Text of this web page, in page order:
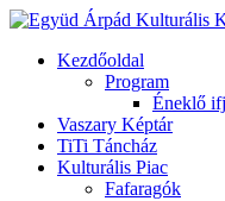
Kezdőoldal
Program
Éneklő
Vaszary Képtár
TiTi Táncház
Kulturális Piac
Fafaragók